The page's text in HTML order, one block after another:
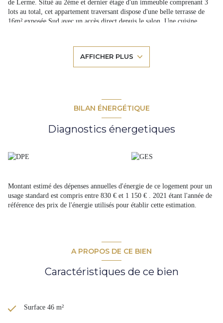
de Lerme. Situé au 2ème et dernier étage d'un immeuble comprenant 3
lots au total, cet appartement traversant dispose d'une belle terrasse de
16m² exposée Sud avec un accès direct depuis le salon. Une cuisine
envisager, devis disponibles sur demande. Visuels cuisine réaménagée sur
demande. Ce bien est situé dans une copropriété de 3 lots (800€ charges
téléphoniques ou de vérifier vos spams régulièrement en cas de contact
mail. Les informations sur les risques auxquels ce bien est exposé sont
disponibles sur le site Géorisques http://www.georisques.gouv.fr
AFFICHER PLUS
BILAN ÉNERGÉTIQUE
Diagnostics énergetiques
Montant estimé des dépenses annuelles d'énergie de ce logement pour un
usage standard est compris entre 830 € et 1 150 € . 2021 étant l'année de
référence des prix de l'énergie utilisés pour établir cette estimation.
A PROPOS DE CE BIEN
Caractéristiques de ce bien
Surface 46 m²